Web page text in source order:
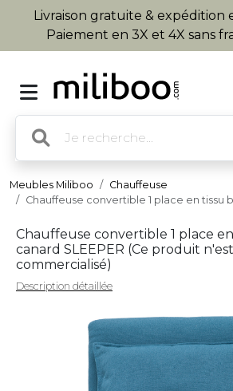
Livraison gratuite & expédition
Paiement en 3X et 4X sans
Meubles Miliboo
Chauffeuse
Chauffeuse convertible 1 place en tissu
Chauffeuse convertible 1 place
canard SLEEPER (Ce produit
commercialisé)
Description détaillée